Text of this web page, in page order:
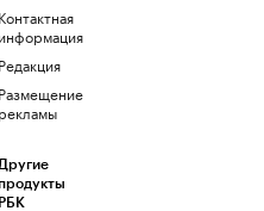
Контактная
информация
Редакция
Размещение
рекламы
Другие
РБК